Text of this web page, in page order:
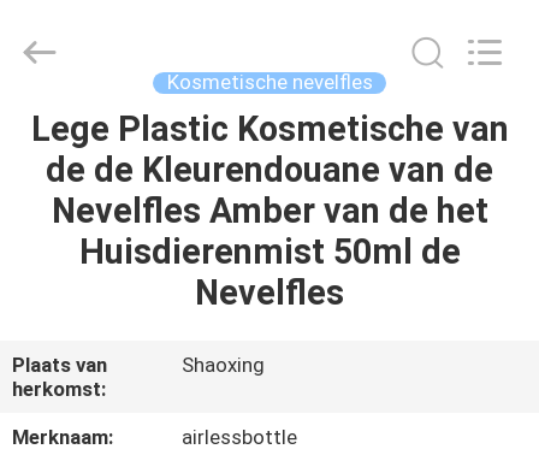
HUIS
PRODUCTEN
FABRIEKSREIS
Plastic
Rights
Reserved.
Kosmetische nevelfles
Lege Plastic Kosmetische van
de de Kleurendouane van de
Nevelfles Amber van de het
Huisdierenmist 50ml de
Nevelfles
Plaats van
herkomst:
Shaoxing
Merknaam:
airlessbottle